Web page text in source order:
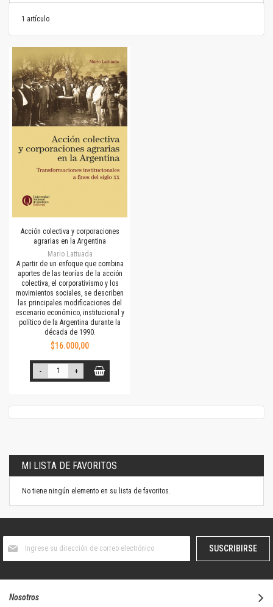
1 artículo
Acción colectiva y corporaciones
agrarias en la Argentina
Mario Lattuada
A partir de un enfoque que combina
aportes de las teorías de la acción
colectiva, el corporativismo y los
movimientos sociales, se describen
las principales modificaciones del
escenario económico, institucional y
político de la Argentina durante la
década de 1990.
$16.000,00
- +
MI LISTA DE FAVORITOS
No tiene ningún elemento en su lista de favoritos.
boletín
SUSCRIBIRSE
Nosotros